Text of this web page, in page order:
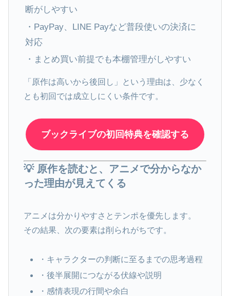
断がしやすい
・PayPay、LINE Payなど普段使いの決済に
対応
・まとめ買い前提でも本棚管理がしやすい
「原作は高いから後回し」という理由は、少なく
とも初回では成立しにくい条件です。
ブックライブの初回特典を確認する
💡 原作を読むと、アニメで分からなか
った理由が見えてくる
アニメは分かりやすさとテンポを優先します。
その結果、次の要素は削られがちです。
・キャラクターの判断に至るまでの思考過程
・後半展開につながる伏線や説明
・感情表現の行間や余白